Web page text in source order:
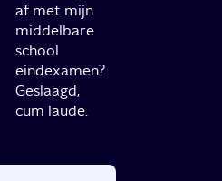
af met mijn
middelbare
school
eindexamen?
Geslaagd,
cum laude.